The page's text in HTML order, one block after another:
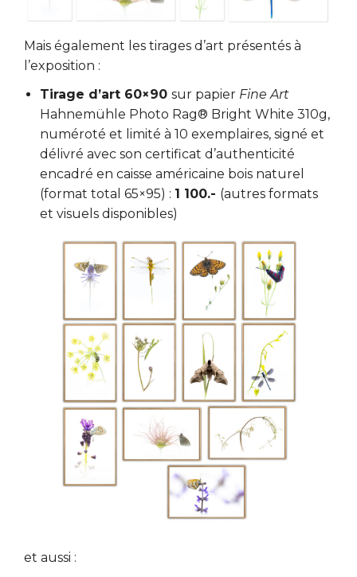
Mais également les tirages d’art présentés à
l’exposition :
Tirage d’art 60×90 sur papier Fine Art
Hahnemühle Photo Rag® Bright White 310g,
numéroté et limité à 10 exemplaires, signé et
délivré avec son certificat d’authenticité
encadré en caisse américaine bois naturel
(format total 65×95) : 1 100.- (autres formats
et visuels disponibles)
et aussi :